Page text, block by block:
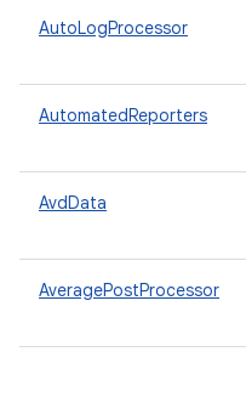
AutoLogProcessor
AutomatedReporters
AvdData
AveragePostProcessor